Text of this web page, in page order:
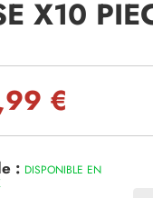
X10
€
: DISPONIBLE EN